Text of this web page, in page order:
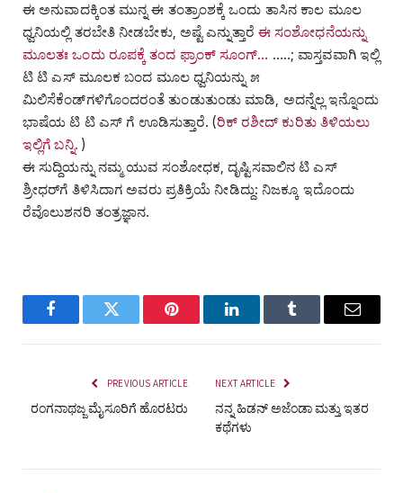
ಈ ಅನುವಾದಕ್ಕಿಂತ ಮುನ್ನ ಈ ತಂತ್ರಾಂಶಕ್ಕೆ ಒಂದು ತಾಸಿನ ಕಾಲ ಮೂಲ
ಧ್ವನಿಯಲ್ಲಿ ತರಬೇತಿ ನೀಡಬೇಕು, ಅಷ್ಟೆ ಎನ್ನುತ್ತಾರೆ ಈ ಸಂಶೋಧನೆಯನ್ನು
ಮೂಲತಃ ಒಂದು ರೂಪಕ್ಕೆ ತಂದ ಫ್ರಾಂಕ್‌ ಸೂಂಗ್‌… …..; ವಾಸ್ತವವಾಗಿ ಇಲ್ಲಿ
ಟಿ ಟಿ ಎಸ್‌ ಮೂಲಕ ಬಂದ ಮೂಲ ಧ್ವನಿಯನ್ನು ೫
ಮಿಲಿಸೆಕೆಂಡ್‌ಗಳಿಗೊಂದರಂತೆ ತುಂಡುತುಂಡು ಮಾಡಿ, ಅದನ್ನೆಲ್ಲ ಇನ್ನೊಂದು
ಭಾಷೆಯ ಟಿ ಟಿ ಎಸ್ ಗೆ ಊಡಿಸುತ್ತಾರೆ. (ರಿಕ್ ರಶೀದ್ ಕುರಿತು ತಿಳಿಯಲು
ಇಲ್ಲಿಗೆ ಬನ್ನಿ. )
ಈ ಸುದ್ದಿಯನ್ನು ನಮ್ಮ ಯುವ ಸಂಶೋಧಕ, ದೃಷ್ಟಿಸವಾಲಿನ ಟಿ ಎಸ್‌
ಶ್ರೀಧರ್‌ಗೆ ತಿಳಿಸಿದಾಗ ಅವರು ಪ್ರತಿಕ್ರಿಯೆ ನೀಡಿದ್ದು: ನಿಜಕ್ಕೂ ಇದೊಂದು
ರೆವೊಲುಶನರಿ ತಂತ್ರಜ್ಞಾನ.
FacebookTwitter Pinterest LinkedInTumblr Email
PREVIOUS ARTICLE
ರಂಗನಾಥಜ್ಜ ಮೈಸೂರಿಗೆ ಹೊರಟರು
NEXT ARTICLE
ನನ್ನ ಹಿಡನ್‌ ಅಜೆಂಡಾ ಮತ್ತು ಇತರ
ಕಥೆಗಳು